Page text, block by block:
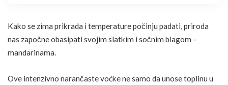
Kako se zima prikrada i temperature počinju padati, priroda
nas započne obasipati svojim slatkim i sočnim blagom –
mandarinama.
Ove intenzivno narančaste voćke ne samo da unose toplinu u